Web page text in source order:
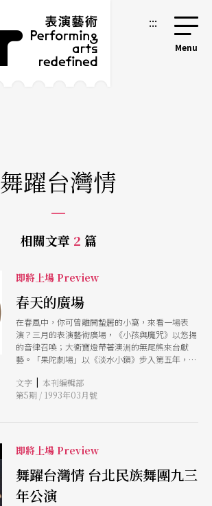
:::
舞躍台灣情
相關文章 2 篇
即將上場 Preview
春天的廣場
在春風中，你可曾離開蟄居的小窩，來看一場表
演？三月的表演藝術廣場，《小孩與魔咒》以悠揚
的音律召喚；大衞寶燈帶著澳洲的無尾熊來台獻
藝。「果陀劇場」以《淡水小鎭》步入第五年，
躍台灣情》《菊豆與天靑》則舞出這一季的傳統美
與現代感。
文字 | 本刊編輯部
第5期 / 1993年03月號
即將上場 Preview
舞躍台灣情 台北民族舞團九三
年公演